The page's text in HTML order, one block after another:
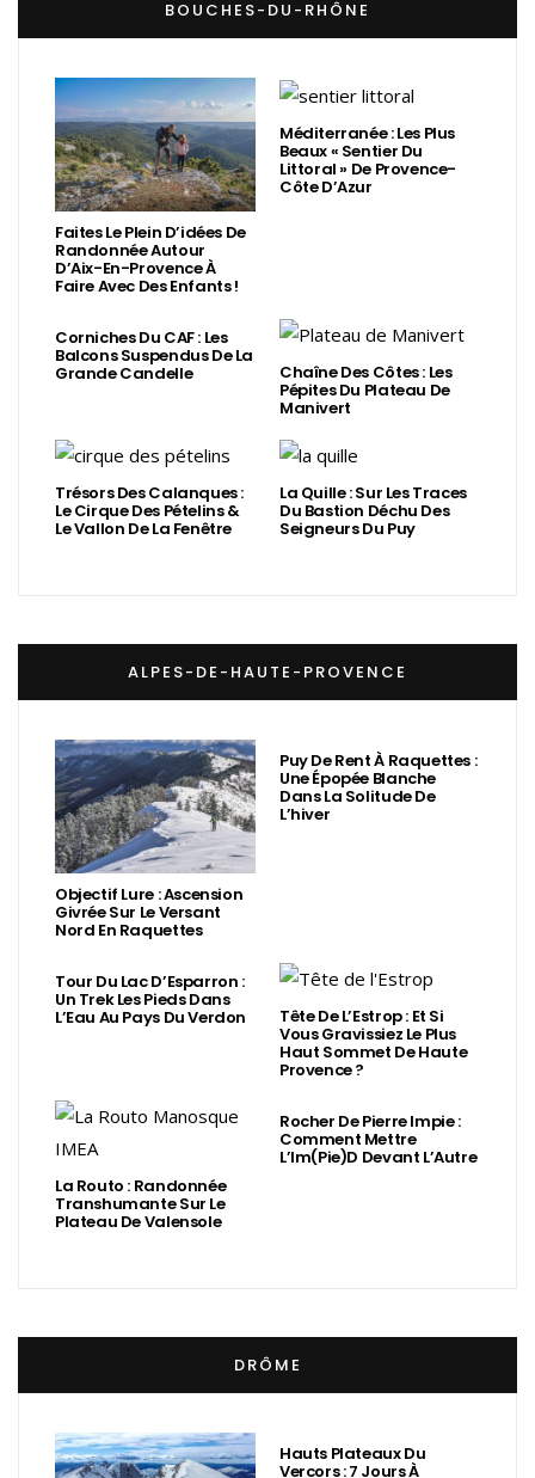
BOUCHES-DU-RHÔNE
Faites Le Plein D’idées De
Randonnée Autour
D’Aix-En-Provence À
Faire Avec Des Enfants !
Méditerranée : Les Plus
Beaux « Sentier Du
Littoral » De Provence-
Côte D’Azur
Corniches Du CAF : Les
Balcons Suspendus De La
Grande Candelle Chaîne Des Côtes : Les
Pépites Du Plateau De
Manivert
Trésors Des Calanques :
Le Cirque Des Pételins &
Le Vallon De La Fenêtre
La Quille : Sur Les Traces
Du Bastion Déchu Des
Seigneurs Du Puy
ALPES-DE-HAUTE-PROVENCE
Objectif Lure : Ascension
Givrée Sur Le Versant
Nord En Raquettes
Puy De Rent À Raquettes :
Une Épopée Blanche
Dans La Solitude De
L’hiver
Tour Du Lac D’Esparron :
Un Trek Les Pieds Dans
L’Eau Au Pays Du Verdon Tête De L’Estrop : Et Si
Vous Gravissiez Le Plus
Haut Sommet De Haute
Provence ?
La Routo : Randonnée
Transhumante Sur Le
Plateau De Valensole
Rocher De Pierre Impie :
Comment Mettre
L’Im(Pie)d Devant L’Autre
DRÔME
Hauts Plateaux Du
Vercors : 7 Jours À